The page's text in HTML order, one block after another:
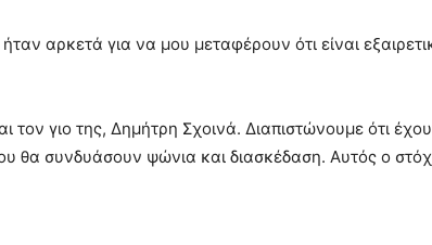
αρκετά για να μου μεταφέρουν ότι είναι
γιο της, Δημήτρη Σχοινά. Διαπιστώνουμε ότι
θα συνδυάσουν ψώνια και διασκέδαση. Αυτός ο